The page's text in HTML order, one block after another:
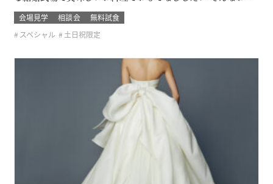
たりに必見です！ このフェアに含まれるコンテンツ
会場見学 相談会
無料試食
スペシャル
土日祝限定